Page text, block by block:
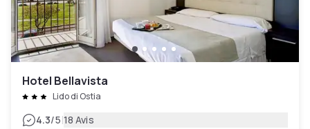
Hotel Bellavista
Lido di Ostia
4.3/5|18 Avis